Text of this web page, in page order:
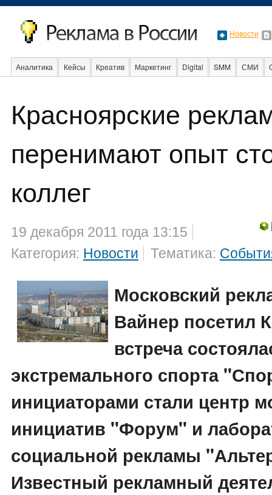
Новости
Аналитика Кейсы Креатив Маркетинг Digital SMM СМИ
Красноярские
перенимают опыт
коллег
19 декабря 2011 года 13:15
Категория: Новости Тематика:
Московский
Вайнер посетил
встреча
экстремального спорта
инициаторами стали центр
инициатив "Форум" и
социальной рекламы
Известный рекламный